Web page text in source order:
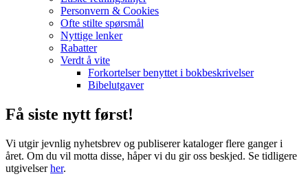
Personvern & Cookies
Ofte stilte spørsmål
Nyttige lenker
Rabatter
Verdt å vite
Forkortelser benyttet i bokbeskrivelser
Bibelutgaver
Få siste nytt først!
Vi utgir jevnlig nyhetsbrev og publiserer kataloger flere ganger i
året. Om du vil motta disse, håper vi du gir oss beskjed. Se tidligere
utgivelserher.